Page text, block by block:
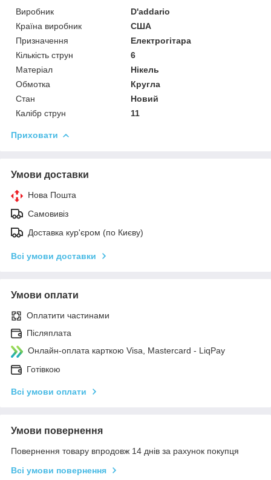
Виробник
D'addario
Країна виробник
США
Призначення
Електрогітара
Кількість струн
6
Матеріал
Нікель
Обмотка
Кругла
Стан
Новий
Калібр струн
11
Приховати
Умови доставки
Нова Пошта
Самовивіз
Доставка кур'єром (по Києву)
Всі умови доставки
Умови оплати
Оплатити частинами
Післяплата
Онлайн-оплата карткою Visa, Mastercard - LiqPay
Готівкою
Всі умови оплати
Умови повернення
Повернення товару впродовж 14 днів за рахунок покупця
Всі умови повернення